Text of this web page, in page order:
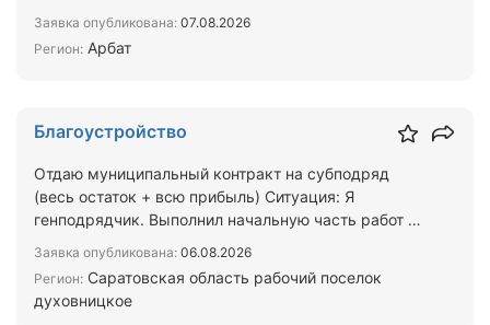
Заявка опубликована: 07.08.2026
Регион: Арбат
Благоустройство
Отдаю муниципальный контракт на субподряд
(весь остаток + всю прибыль) Ситуация: Я
генподрядчик. Выполнил начальную часть работ на
Заявка опубликована: 06.08.2026
Регион: Саратовская область рабочий поселок
духовницкое